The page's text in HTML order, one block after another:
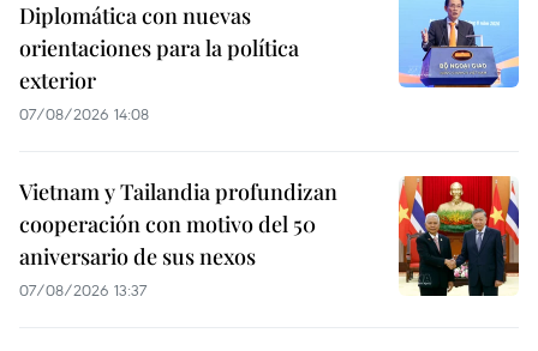
Diplomática con nuevas
orientaciones para la política
exterior
07/08/2026 14:08
Vietnam y Tailandia profundizan
cooperación con motivo del 50
aniversario de sus nexos
07/08/2026 13:37